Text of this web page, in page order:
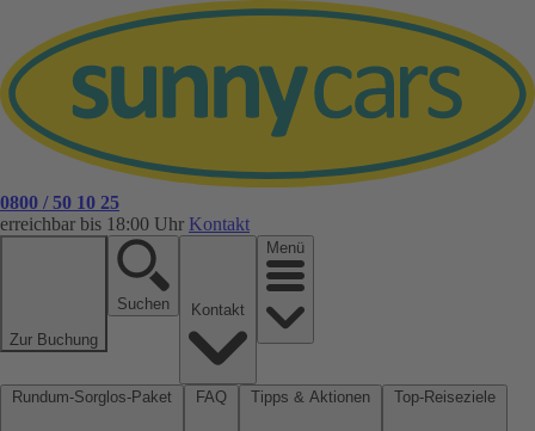
0800 / 50 10 25
erreichbar bis 18:00 Uhr Kontakt
Zur Buchung
Suchen
Menü